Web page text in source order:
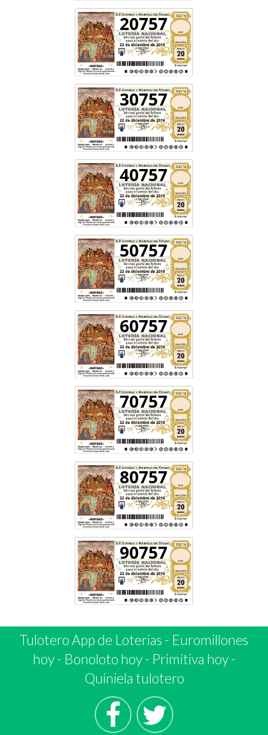
20757
30757
40757
50757
60757
70757
80757
90757
Tulotero App de Loterias - Euromillones
hoy- Bonoloto hoy- Primitiva hoy-
Quiniela tulotero